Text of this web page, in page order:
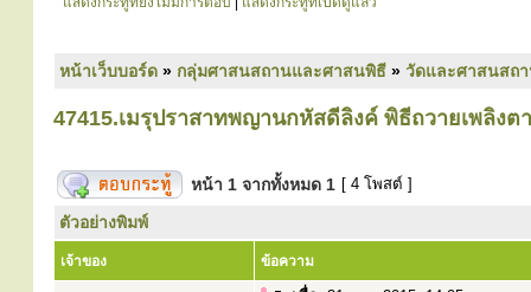
หน้าเว็บบอร์ด » กลุ่มศาสนสถานและศาสนพิธี » วัดและศาสนสถ
47415.เมรุปราสาทพญานกหัสดีลิงค์ พิธีถวายเพลิง
หน้า 1 จากทั้งหมด 1 [ 4 โพสต์ ]
ตัวอย่างพิมพ์
เจ้าของ ข้อความ